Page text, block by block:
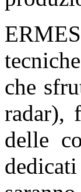
che
radar),
delle